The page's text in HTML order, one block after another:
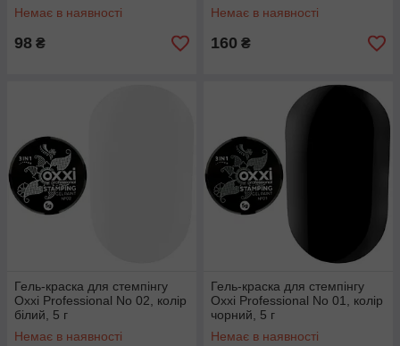
Немає в наявності
98 ₴
Немає в наявності
160 ₴
Гель-краска для стемпінгу
Oxxi Professional No 02, колір
білий, 5 г
Немає в наявності
Гель-краска для стемпінгу
Oxxi Professional No 01, колір
чорний, 5 г
Немає в наявності